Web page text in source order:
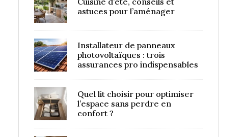
astuces pour l’aménager
Installateur de panneaux
photovoltaïques : trois
assurances pro indispensables
Quel lit choisir pour optimiser
l’espace sans perdre en
confort ?